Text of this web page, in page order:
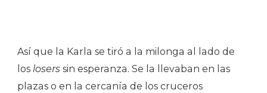
Así que la Karla se tiró a la milonga al lado de
los losers sin esperanza. Se la llevaban en las
plazas o en la cercanía de los cruceros